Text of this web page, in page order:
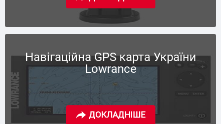
Навігаційна GPS карта України
Lowrance